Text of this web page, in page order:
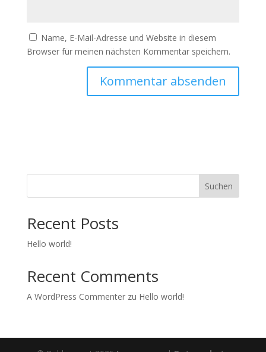
Name, E-Mail-Adresse und Website in diesem
Browser für meinen nächsten Kommentar speichern.
Suchen
Recent Posts
Hello world!
Recent Comments
A WordPress Commenterzu Hello world!